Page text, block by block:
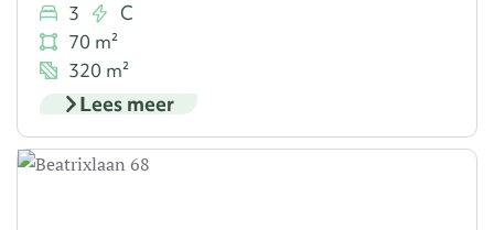
3
C
70 m²
320 m²
Lees meer